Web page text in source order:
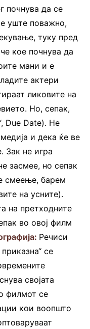
почнува да се
уште поважно,
туку пред
кое почнува да
мани и е
актери
ликовите на
Но, сепак,
Due Date). Не
и дека ќе ве
Зак не игра
засмее, но сепак
смеење, барем
на усните).
на претходните
во овој филм
Речиси
се
својата
филмот се
кои воопшто